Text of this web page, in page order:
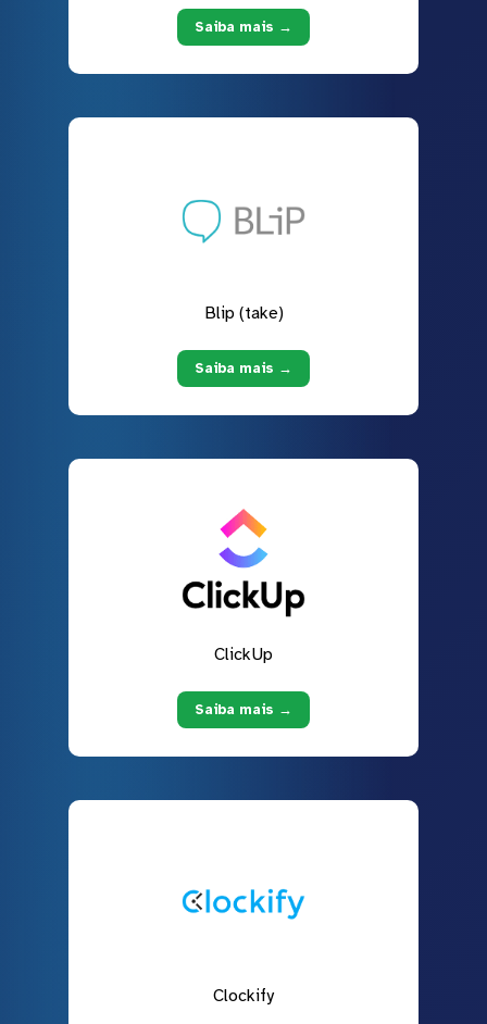
Saiba mais →
Blip (take)
Saiba mais →
ClickUp
Saiba mais →
Clockify